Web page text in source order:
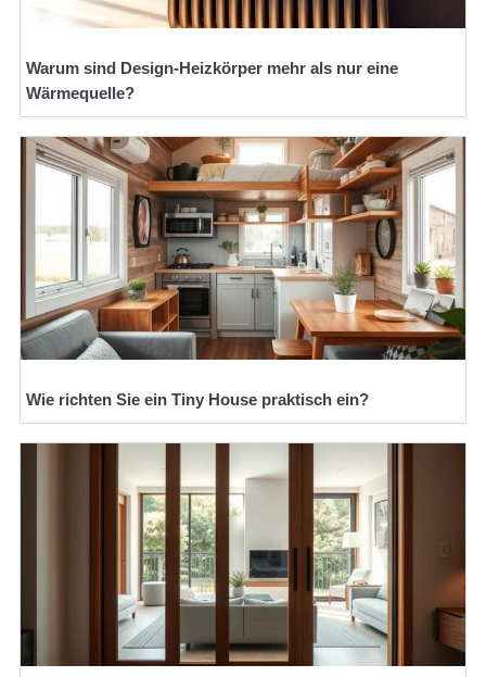
Warum sind Design-Heizkörper mehr als nur eine
Wärmequelle?
Wie richten Sie ein Tiny House praktisch ein?